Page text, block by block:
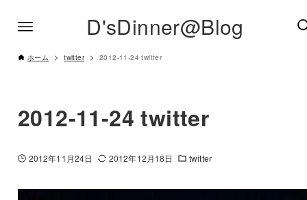
D'sDinner@Blog
ホーム twitter 2012-11-24 twitter
2012-11-24 twitter
2012年11月24日 2012年12月18日 twitter